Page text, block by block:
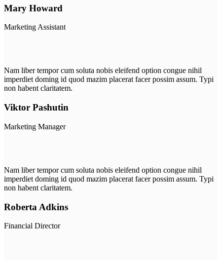
Mary Howard
Marketing Assistant
Nam liber tempor cum soluta nobis eleifend option congue nihil
imperdiet doming id quod mazim placerat facer possim assum. Typi
non habent claritatem.
Viktor Pashutin
Marketing Manager
Nam liber tempor cum soluta nobis eleifend option congue nihil
imperdiet doming id quod mazim placerat facer possim assum. Typi
non habent claritatem.
Roberta Adkins
Financial Director